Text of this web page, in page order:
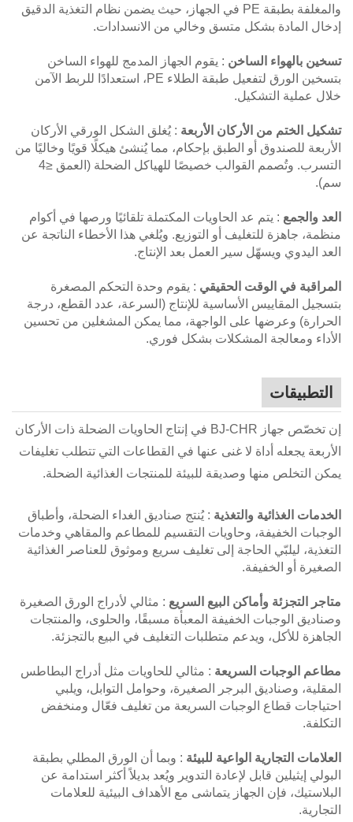
والمغلفة بطبقة PE في الجهاز، حيث يضمن نظام التغذية الدقيق
إدخال المادة بشكل متسق وخالي من الانسدادات.
تسخين بالهواء الساخن : يقوم الجهاز المدمج للهواء الساخن
بتسخين الورق لتفعيل طبقة الطلاء PE، استعدادًا للربط الآمن
خلال عملية التشكيل.
تشكيل الختم من الأركان الأربعة : يُغلق الشكل الورقي الأركان
الأربعة للصندوق أو الطبق بإحكام، مما يُنشئ هيكلًا قويًا وخاليًا من
التسرب. وتُصمم القوالب خصيصًا للهياكل الضحلة (العمق ≤4
سم).
العد والجمع : يتم عد الحاويات المكتملة تلقائيًا ورصها في أكوام
منظمة، جاهزة للتغليف أو التوزيع. ويُلغي هذا الأخطاء الناتجة عن
العد اليدوي ويسهّل سير العمل بعد الإنتاج.
المراقبة في الوقت الحقيقي : يقوم وحدة التحكم المصغرة
بتسجيل المقاييس الأساسية للإنتاج (السرعة، عدد القطع، درجة
الحرارة) وعرضها على الواجهة، مما يمكن المشغلين من تحسين
الأداء ومعالجة المشكلات بشكل فوري.
التطبيقات
إن تخصّص جهاز BJ-CHR في إنتاج الحاويات الضحلة ذات الأركان
الأربعة يجعله أداة لا غنى عنها في القطاعات التي تتطلب تغليفات
يمكن التخلص منها وصديقة للبيئة للمنتجات الغذائية الضحلة.
الخدمات الغذائية والتغذية : يُنتج صناديق الغداء الضحلة، وأطباق
الوجبات الخفيفة، وحاويات التقسيم للمطاعم والمقاهي وخدمات
التغذية، ليلبّي الحاجة إلى تغليف سريع وموثوق للعناصر الغذائية
الصغيرة أو الخفيفة.
متاجر التجزئة وأماكن البيع السريع : مثالي لأدراج الورق الصغيرة
وصناديق الوجبات الخفيفة المعبأة مسبقًا، والحلوى، والمنتجات
الجاهزة للأكل، ويدعم متطلبات التغليف في البيع بالتجزئة.
مطاعم الوجبات السريعة : مثالي للحاويات مثل أدراج البطاطس
المقلية، وصناديق البرجر الصغيرة، وحوامل التوابل، ويلبي
احتياجات قطاع الوجبات السريعة من تغليف فعّال ومنخفض
التكلفة.
العلامات التجارية الواعية للبيئة : وبما أن الورق المطلي بطبقة
البولي إيثيلين قابل لإعادة التدوير ويُعد بديلاً أكثر استدامة عن
البلاستيك، فإن الجهاز يتماشى مع الأهداف البيئية للعلامات
التجارية.